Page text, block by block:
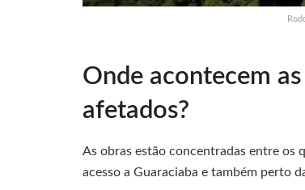
Onde acontecem
afetados?
As obras estão concentradas entre os
acesso a Guaraciaba e também perto